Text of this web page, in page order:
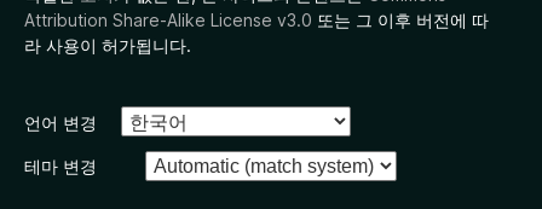
Attribution Share-Alike License v3.0 또는 그 이후 버전에 따
라 사용이 허가됩니다.
언어 변경
테마 변경